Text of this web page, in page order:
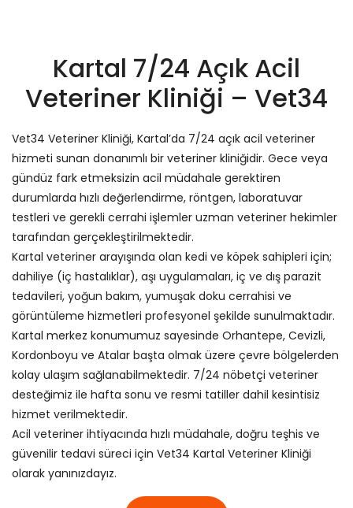
Kartal 7/24 Açık Acil
Veteriner Kliniği – Vet34
Vet34 Veteriner Kliniği, Kartal’da 7/24 açık acil veteriner
hizmeti sunan donanımlı bir veteriner kliniğidir. Gece veya
gündüz fark etmeksizin acil müdahale gerektiren
durumlarda hızlı değerlendirme, röntgen, laboratuvar
testleri ve gerekli cerrahi işlemler uzman veteriner hekimler
tarafından gerçekleştirilmektedir.
Kartal veteriner arayışında olan kedi ve köpek sahipleri için;
dahiliye (iç hastalıklar), aşı uygulamaları, iç ve dış parazit
tedavileri, yoğun bakım, yumuşak doku cerrahisi ve
görüntüleme hizmetleri profesyonel şekilde sunulmaktadır.
Kartal merkez konumumuz sayesinde Orhantepe, Cevizli,
Kordonboyu ve Atalar başta olmak üzere çevre bölgelerden
kolay ulaşım sağlanabilmektedir. 7/24 nöbetçi veteriner
desteğimiz ile hafta sonu ve resmi tatiller dahil kesintisiz
hizmet verilmektedir.
Acil veteriner ihtiyacında hızlı müdahale, doğru teşhis ve
güvenilir tedavi süreci için Vet34 Kartal Veteriner Kliniği
olarak yanınızdayız.